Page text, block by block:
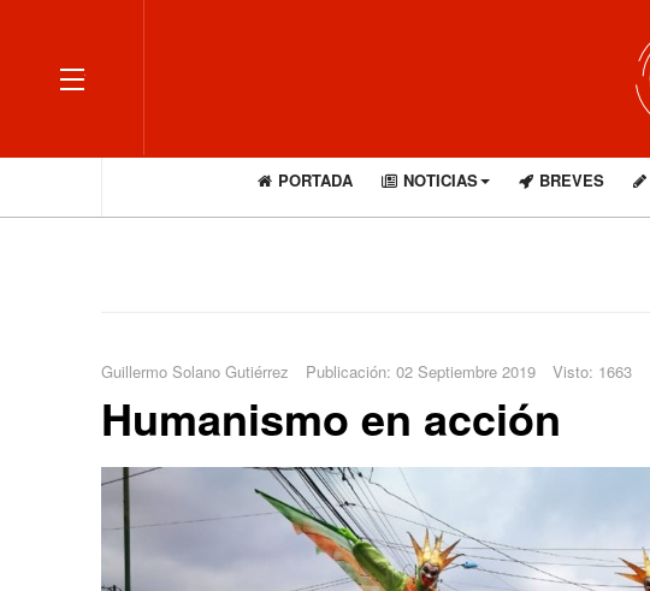
OFF CANVAS
PORTADA NOTICIAS BREVES
Guillermo Solano Gutiérrez Publicación: 02 Septiembre 2019 Visto: 1663
Humanismo en acción